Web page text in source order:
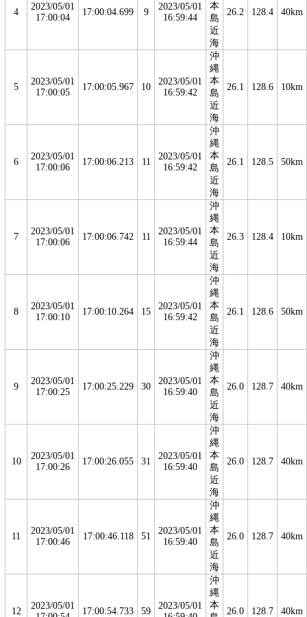
4
2023/05/01
17:00:04
17:00:04.699 9
2023/05/01
16:59:44
本
島
近
海
26.2 128.4 40km
5
2023/05/01
17:00:05
17:00:05.967 10
2023/05/01
16:59:42
沖
縄
本
島
近
海
26.1 128.6 10km
6
2023/05/01
17:00:06
17:00:06.213 11
2023/05/01
16:59:42
沖
縄
本
島
近
海
26.1 128.5 50km
7
2023/05/01
17:00:06
17:00:06.742 11
2023/05/01
16:59:44
沖
縄
本
島
近
海
26.3 128.4 10km
8
2023/05/01
17:00:10
17:00:10.264 15
2023/05/01
16:59:42
沖
縄
本
島
近
海
26.1 128.6 50km
9
2023/05/01
17:00:25
17:00:25.229 30
2023/05/01
16:59:40
沖
縄
本
島
近
海
26.0 128.7 40km
10
2023/05/01
17:00:26
17:00:26.055 31
2023/05/01
16:59:40
沖
縄
本
島
近
海
26.0 128.7 40km
11
2023/05/01
17:00:46
17:00:46.118 51
2023/05/01
16:59:40
沖
縄
本
島
近
海
26.0 128.7 40km
12
2023/05/01
17:00:54.733 59
2023/05/01
沖
縄
本
26.0 128.7 40km